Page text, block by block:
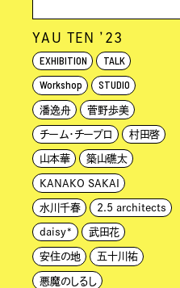
YAU TEN ’23
EXHIBITION
TALK
Workshop
STUDIO
潘逸舟 菅野歩美
チーム・チープロ 村田啓
山本華 築山礁太
KANAKO SAKAI
水川千春 2.5 architects
daisy* 武田花
安住の地 五十川祐
悪魔のしるし